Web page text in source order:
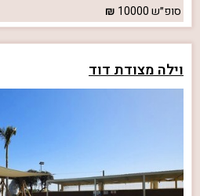
סופ״ש10000
וילה מצודת דוד